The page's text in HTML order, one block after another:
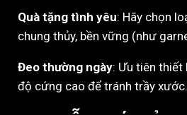
Quà tặng tình yêu: Hãy chọn
chung thủy, bền vững (như
Đeo thường ngày: Ưu tiên thiết
độ cứng cao để tránh trầy xước.